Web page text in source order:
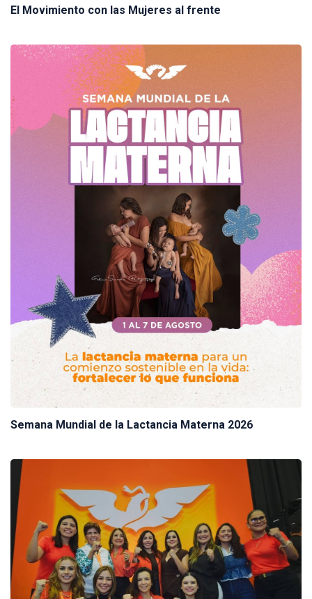
El Movimiento con las Mujeres al frente
Semana Mundial de la Lactancia Materna 2026